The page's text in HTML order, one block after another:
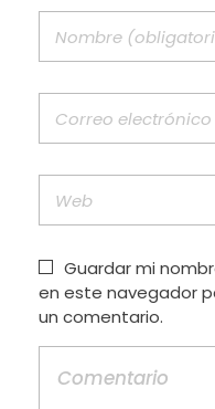
Guardar mi
en este navegador
un comentario.